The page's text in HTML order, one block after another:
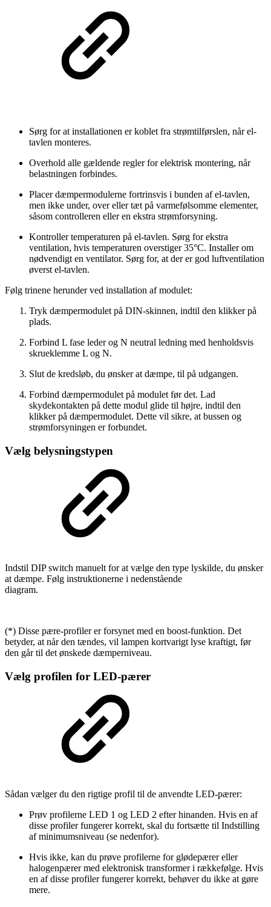
Sørg for at installationen er koblet fra strømtilførslen, når el-
tavlen monteres.
Overhold alle gældende regler for elektrisk montering, når
belastningen forbindes.
Placer dæmpermodulerne fortrinsvis i bunden af el-tavlen,
men ikke under, over eller tæt på varmefølsomme elementer,
såsom controlleren eller en ekstra strømforsyning.
Kontroller temperaturen på el-tavlen. Sørg for ekstra
ventilation, hvis temperaturen overstiger 35°C. Installer om
nødvendigt en ventilator. Sørg for, at der er god luftventilation
øverst el-tavlen.
Følg trinene herunder ved installation af modulet:
Tryk dæmpermodulet på DIN-skinnen, indtil den klikker på
plads.
Forbind L fase leder og N neutral ledning med henholdsvis
skrueklemme L og N.
Slut de kredsløb, du ønsker at dæmpe, til på udgangen.
Forbind dæmpermodulet på modulet før det. Lad
skydekontakten på dette modul glide til højre, indtil den
klikker på dæmpermodulet. Dette vil sikre, at bussen og
strømforsyningen er forbundet.
Vælg belysningstypen
Indstil DIP switch manuelt for at vælge den type lyskilde, du ønsker
at dæmpe. Følg instruktionerne i nedenstående
diagram.
(*) Disse pære-profiler er forsynet med en boost-funktion. Det
betyder, at når den tændes, vil lampen kortvarigt lyse kraftigt, før
den går til det ønskede dæmperniveau.
Vælg profilen for LED-pærer
Sådan vælger du den rigtige profil til de anvendte LED-pærer:
Prøv profilerne LED 1 og LED 2 efter hinanden. Hvis en af
disse profiler fungerer korrekt, skal du fortsætte til Indstilling
af minimumsniveau (se nedenfor).
Hvis ikke, kan du prøve profilerne for glødepærer eller
halogenpærer med elektronisk transformer i rækkefølge. Hvis
en af disse profiler fungerer korrekt, behøver du ikke at gøre
mere.